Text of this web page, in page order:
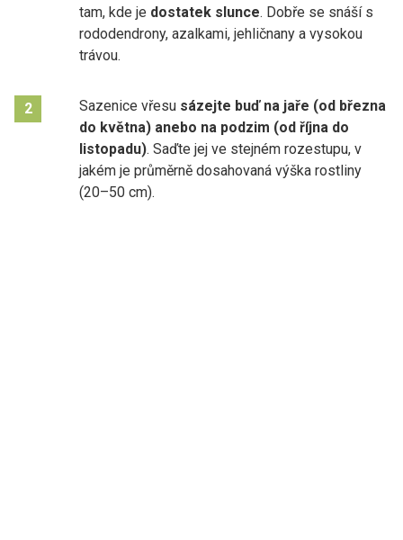
tam, kde je dostatek slunce. Dobře se snáší s
rododendrony, azalkami, jehličnany a vysokou
trávou.
2 Sazenice vřesu sázejte buď na jaře (od března
do května) anebo na podzim (od října do
listopadu). Saďte jej ve stejném rozestupu, v
jakém je průměrně dosahovaná výška rostliny
(20–50 cm).